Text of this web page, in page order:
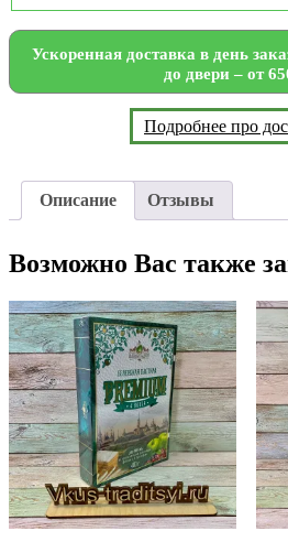
Ускоренная доставка в день
до двери – от
Подробнее про
Описание Отзывы
Возможно Вас также